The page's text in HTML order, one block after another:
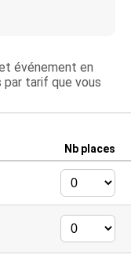
veniraufestival/
reservation/
du festival
et 10 concerts du
de la Vallée
des concerts du
événement en
tarif que vous
Nb places